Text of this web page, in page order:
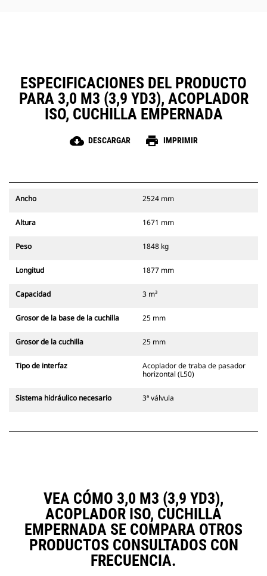
ESPECIFICACIONES DEL PRODUCTO
PARA 3,0 M3 (3,9 YD3), ACOPLADOR
ISO, CUCHILLA EMPERNADA
cloud_download DESCARGAR print IMPRIMIR
Ancho 2524 mm
Altura 1671 mm
Peso 1848 kg
Longitud 1877 mm
Capacidad 3 m³
Grosor de la base de la cuchilla 25 mm
Grosor de la cuchilla 25 mm
Tipo de interfaz
Acoplador de traba de pasador
horizontal (L50)
Sistema hidráulico necesario 3ª válvula
VEA CÓMO 3,0 M3 (3,9 YD3),
ACOPLADOR ISO, CUCHILLA
EMPERNADA SE COMPARA OTROS
PRODUCTOS CONSULTADOS CON
FRECUENCIA.